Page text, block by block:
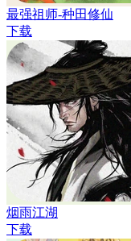
最强祖师-种田修仙
下载
烟雨江湖
下载